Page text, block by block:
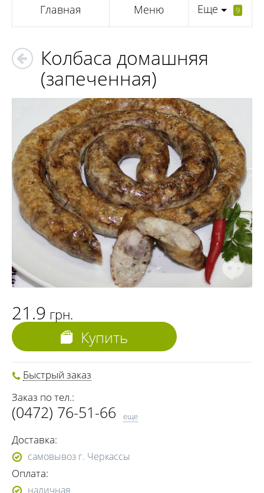
Главная Меню Еще 9
Колбаса домашняя
(запеченная)
21.9 грн.
Купить
Быстрый заказ
Заказ по тел.:
(0472) 76-51-66
(096) 009-49-33
еще
Доставка:
самовывоз г. Черкассы
Оплата:
наличная